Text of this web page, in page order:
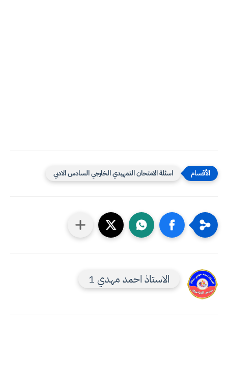
اسئلة الامتحان التمهيدي الخارجي السادس الادبي
الاستاذ احمد مهدي 1